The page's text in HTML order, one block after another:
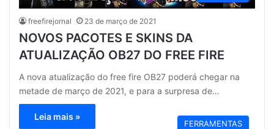
freefirejornal 23 de março de 2021
NOVOS PACOTES E SKINS DA
ATUALIZAÇÃO OB27 DO FREE FIRE
A nova atualização do free fire OB27 poderá chegar na
metade de março de 2021, e para a surpresa de…
Leia mais »
FERRAMENTAS